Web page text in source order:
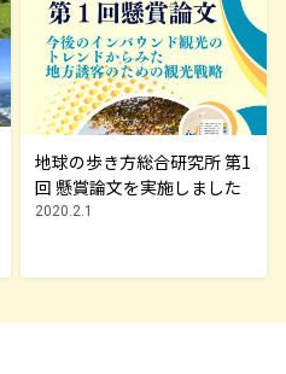
地球の歩き方総合研究所 第1
回 懸賞論文を実施しました
2020.2.1